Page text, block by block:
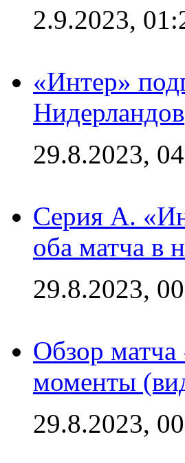
2.9.2023,
«Интер»
Нидерландов
29.8.2023,
Серия А.
оба матча в
29.8.2023,
Обзор
моменты
29.8.2023,